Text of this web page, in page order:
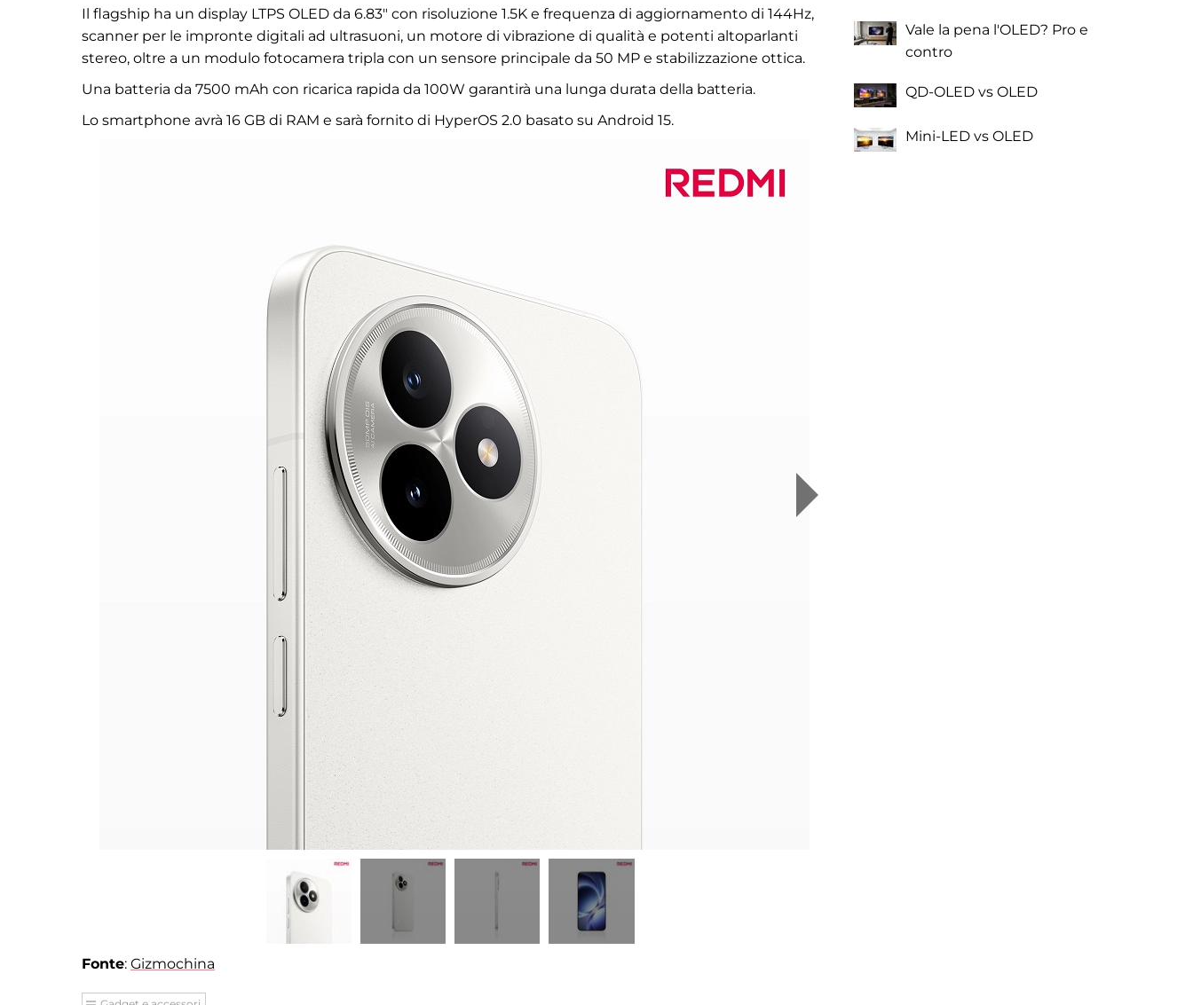
Il flagship ha un display LTPS OLED da 6.83″ con risoluzione 1.5K e frequenza di aggiornamento di 144Hz,
scanner per le impronte digitali ad ultrasuoni, un motore di vibrazione di qualità e potenti altoparlanti
stereo, oltre a un modulo fotocamera tripla con un sensore principale da 50 MP e stabilizzazione ottica.
Una batteria da 7500 mAh con ricarica rapida da 100W garantirà una lunga durata della batteria.
Lo smartphone avrà 16 GB di RAM e sarà fornito di HyperOS 2.0 basato su Android 15.
Fonte: Gizmochina
Vale la pena l'OLED? Pro e
contro
QD-OLED vs OLED
Mini-LED vs OLED